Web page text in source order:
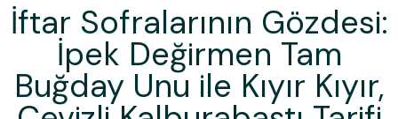
İftar Sofralarının Gözdesi:
İpek Değirmen Tam
Buğday Unu ile Kıyır Kıyır,